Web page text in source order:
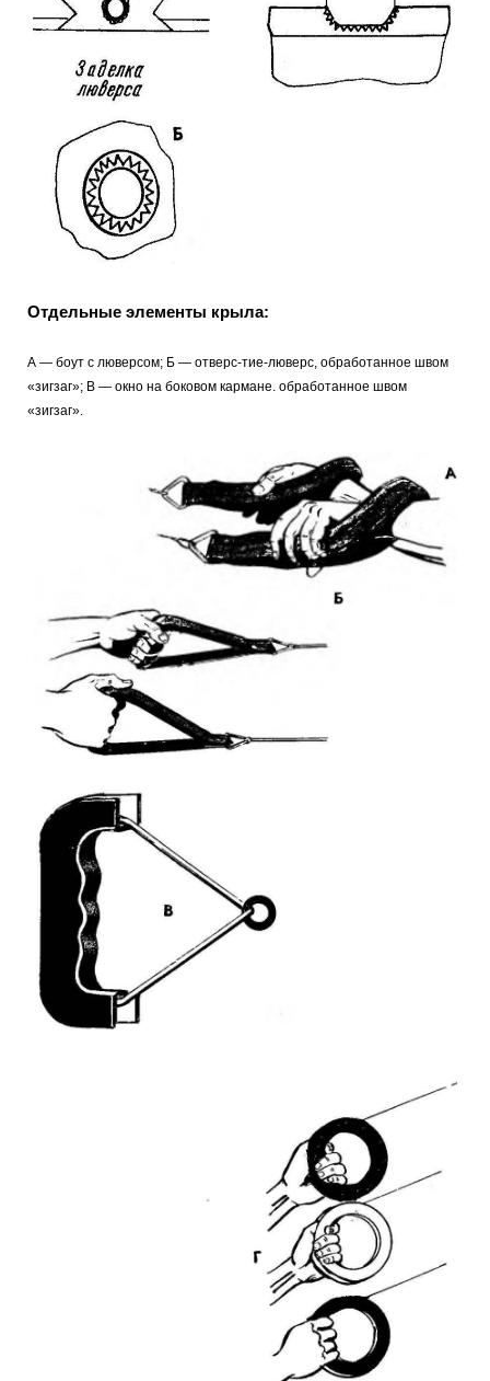
Отдельные элементы крыла:
А — боут с люверсом; Б — отверс-тие-люверс, обработанное швом
«зигзаг»; В — окно на боковом кармане. обработанное швом
«зигзаг».